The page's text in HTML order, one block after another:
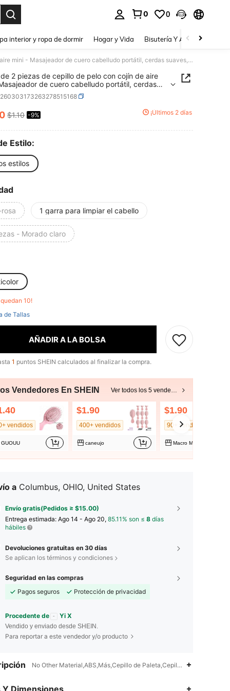
0 0
interior y ropa de dormir Hogar y Vida Bisutería Y Accesorios
Juego de 2 piezas de cepillo de pelo con cojín de aire mini - Masajeador de cuero cabelludo portátil, cerdas suaves, desenredante antiestático, adecuado para viajes, hogar y gimnasio (opciones multicolor)
2 piezas de cepillo de pelo con cojín de aire
de cuero cabelludo portátil, cerdas
desenredante antiestático, adecuado para
y gimnasio (opciones multicolor)
AND AVAILABILITY
$1.10 -9% ¡Últimos 2 días
Estilo:
estilos
1 garra para limpiar el cabello
- Morado claro
quedan 10!
de Tallas
AÑADIR A LA BOLSA
1 puntos SHEIN calculados al finalizar la compra.
Vendedores En SHEIN Ver todos los 5 vendedores
vendidos
GUOUU
$1.90
400+ vendidos
caneujo
$1.90
90+ vendidos
a Columbus, OHIO, United States
Envío gratis(Pedidos ≥ $15.00)
Entrega estimada: Ago 14 - Ago 20, 85.11% son ≤ 8 días
hábiles
Devoluciones gratuitas en 30 días
Se aplican los términos y condiciones
Seguridad en las compras
Pagos seguros
Protección de privacidad
Procedente de Yi X
Vendido y enviado desde SHEIN.
Para reportar a este vendedor y/o producto
No Other Material,ABS,Más,Cepillo de Paleta,Cepillo Alisador de Pelo
Y Dimensiones